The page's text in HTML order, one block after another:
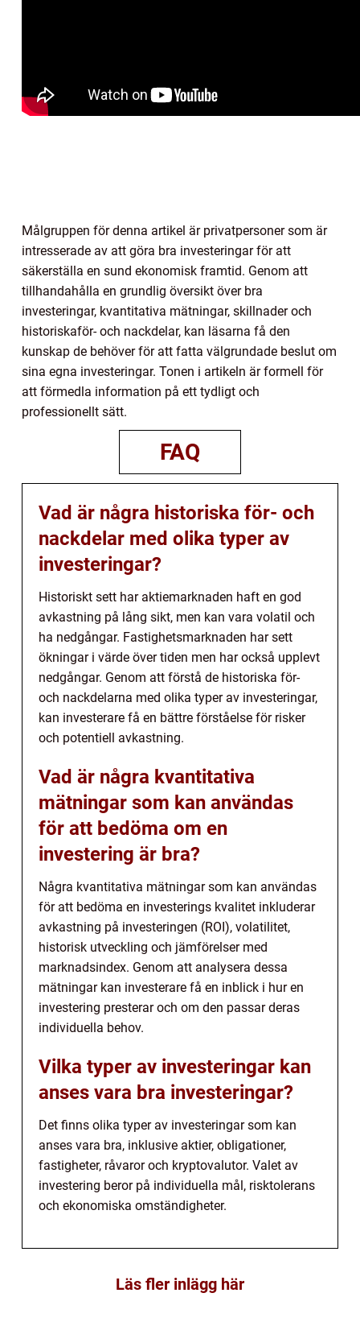
Målgruppen för denna artikel är privatpersoner som är
intresserade av att göra bra investeringar för att
säkerställa en sund ekonomisk framtid. Genom att
tillhandahålla en grundlig översikt över bra
investeringar, kvantitativa mätningar, skillnader och
historiskaför- och nackdelar, kan läsarna få den
kunskap de behöver för att fatta välgrundade beslut om
sina egna investeringar. Tonen i artikeln är formell för
att förmedla information på ett tydligt och
professionellt sätt.
FAQ
Vad är några historiska för- och
nackdelar med olika typer av
investeringar?
Historiskt sett har aktiemarknaden haft en god
avkastning på lång sikt, men kan vara volatil och
ha nedgångar. Fastighetsmarknaden har sett
ökningar i värde över tiden men har också upplevt
nedgångar. Genom att förstå de historiska för-
och nackdelarna med olika typer av investeringar,
kan investerare få en bättre förståelse för risker
och potentiell avkastning.
Vad är några kvantitativa
mätningar som kan användas
för att bedöma om en
investering är bra?
Några kvantitativa mätningar som kan användas
för att bedöma en investerings kvalitet inkluderar
avkastning på investeringen (ROI), volatilitet,
historisk utveckling och jämförelser med
marknadsindex. Genom att analysera dessa
mätningar kan investerare få en inblick i hur en
investering presterar och om den passar deras
individuella behov.
Vilka typer av investeringar kan
anses vara bra investeringar?
Det finns olika typer av investeringar som kan
anses vara bra, inklusive aktier, obligationer,
fastigheter, råvaror och kryptovalutor. Valet av
investering beror på individuella mål, risktolerans
och ekonomiska omständigheter.
Läs fler inlägg här